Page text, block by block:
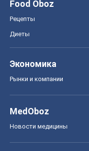
Food Oboz
Рецепты
Диеты
Экономика
Рынки и компании
MedOboz
Новости медицины